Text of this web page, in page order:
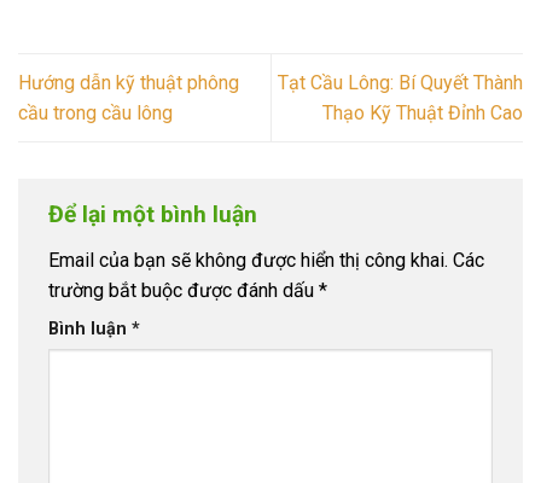
Hướng dẫn kỹ thuật phông
cầu trong cầu lông
Tạt Cầu Lông: Bí Quyết Thành
Thạo Kỹ Thuật Đỉnh Cao
Để lại một bình luận
Email của bạn sẽ không được hiển thị công khai. Các
trường bắt buộc được đánh dấu *
Bình luận *